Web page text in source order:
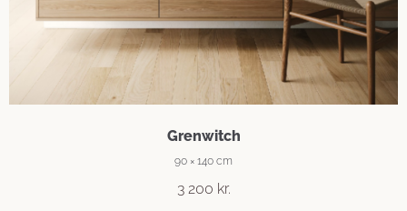
Grenwitch
90 × 140 cm
3 200 kr.